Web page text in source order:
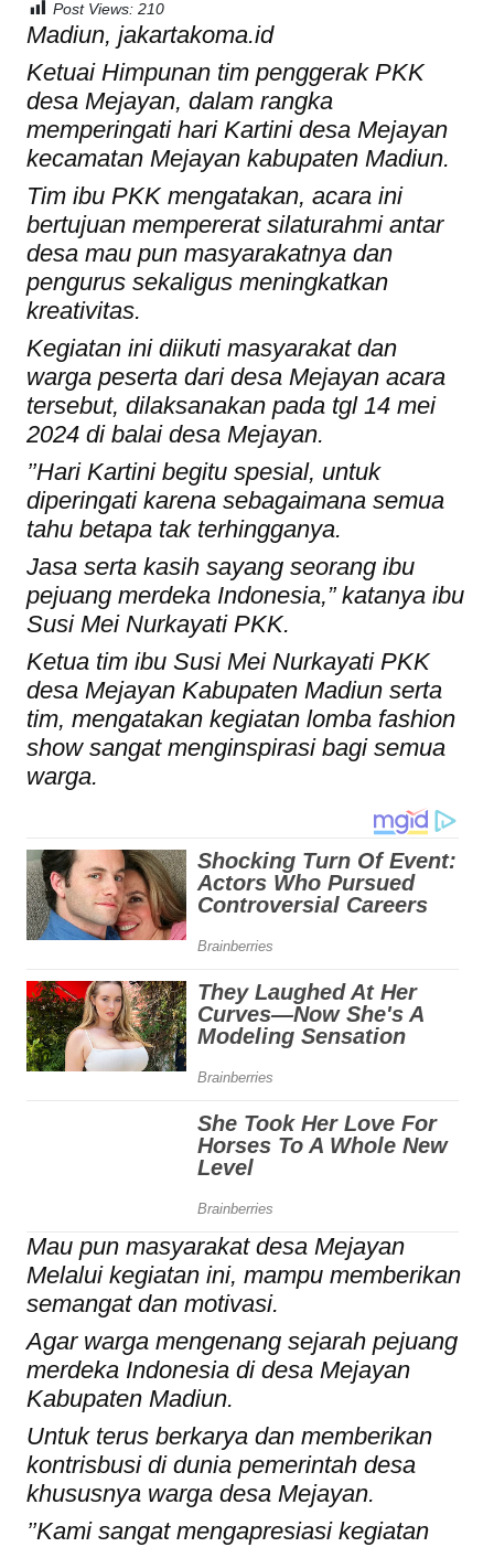
Post Views: 210
Madiun, jakartakoma.id
Ketuai Himpunan tim penggerak PKK
desa Mejayan, dalam rangka
memperingati hari Kartini desa Mejayan
kecamatan Mejayan kabupaten Madiun.
Tim ibu PKK mengatakan, acara ini
bertujuan mempererat silaturahmi antar
desa mau pun masyarakatnya dan
pengurus sekaligus meningkatkan
kreativitas.
Kegiatan ini diikuti masyarakat dan
warga peserta dari desa Mejayan acara
tersebut, dilaksanakan pada tgl 14 mei
2024 di balai desa Mejayan.
’’Hari Kartini begitu spesial, untuk
diperingati karena sebagaimana semua
tahu betapa tak terhingganya.
Jasa serta kasih sayang seorang ibu
pejuang merdeka Indonesia,” katanya ibu
Susi Mei Nurkayati PKK.
Ketua tim ibu Susi Mei Nurkayati PKK
desa Mejayan Kabupaten Madiun serta
tim, mengatakan kegiatan lomba fashion
show sangat menginspirasi bagi semua
warga.
Mau pun masyarakat desa Mejayan
Melalui kegiatan ini, mampu memberikan
semangat dan motivasi.
Agar warga mengenang sejarah pejuang
merdeka Indonesia di desa Mejayan
Kabupaten Madiun.
Untuk terus berkarya dan memberikan
kontrisbusi di dunia pemerintah desa
khususnya warga desa Mejayan.
’’Kami sangat mengapresiasi kegiatan